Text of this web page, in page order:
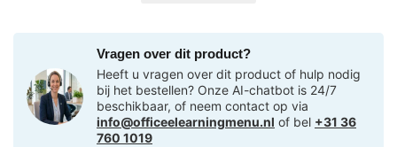
Vragen over dit product?
Heeft u vragen over dit product of hulp nodig
bij het bestellen? Onze AI-chatbot is 24/7
beschikbaar, of neem contact op via
info@officeelearningmenu.nl of bel +31 36
760 1019